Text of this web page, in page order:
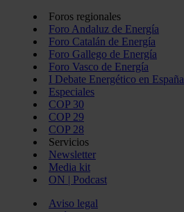
Foros regionales
Foro Andaluz de Energía
Foro Catalán de Energía
Foro Gallego de Energía
Foro Vasco de Energía
I Debate Energético en España
Especiales
COP 30
COP 29
COP 28
Servicios
Newsletter
Media kit
ON | Podcast
Aviso legal